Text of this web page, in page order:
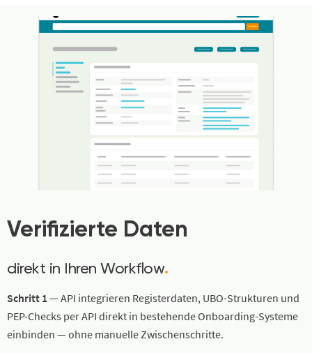
Verifizierte Daten
direkt in Ihren Workflow.
Schritt 1— API integrieren Registerdaten, UBO-Strukturen und
PEP-Checks per API direkt in bestehende Onboarding-Systeme
einbinden — ohne manuelle Zwischenschritte.